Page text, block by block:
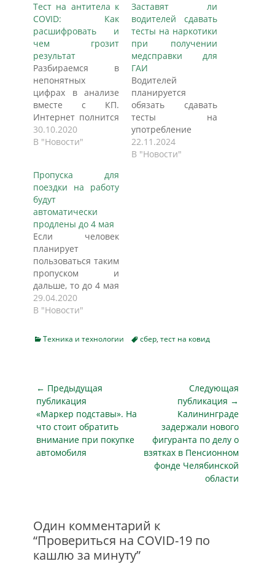
Тест на антитела к
COVID: Как
расшифровать и
чем грозит
результат
Разбираемся в
непонятных
цифрах в анализе
вместе с КП.
Интернет полнится
страшилками про
тест на антитела к
хорошо, но решила
просто так из
любопытства сдать
кровь на антитела,
- рассказывает
москвичка Ольга. -
Результат - больна
сейчас. Симптомов
нет. Всю семью
теперь посадили
дома на карантин
на…
30.10.2020
В "Новости"
Заставят ли
водителей сдавать
тесты на наркотики
при получении
медсправки для
ГАИ
Водителей
планируется
обязать сдавать
тесты на
употребление
наркотиков при
получении
него реакция.
произошло не так
давно - тогда всех
водителей хотели
проверить…
22.11.2024
В "Новости"
Пропуска для
поездки на работу
будут
автоматически
продлены до 4 мая
Если человек
планирует
пользоваться таким
пропуском и
дальше, то до 4 мая
ему необходимо
продлить пропуск
Действовать он
изменений в указ
Мэра Москвы о
цифровых
пропусках. Так, до 4
мая будет
автоматически
продлен срок
…
29.04.2020
В "Новости"
Categories
Техника и технологии Tagsсбер, тест на ковид
Навигация
по
записям
← Предыдущая
публикация
Предыдущая
публикация
«Маркер подставы». На
что стоит обратить
внимание при покупке
автомобиля
Следующая
публикация →
Следующая
публикация
Калининграде
задержали нового
фигуранта по делу о
взятках в Пенсионном
фонде Челябинской
области
Один комментарий к
“Провериться на COVID-19 по
кашлю за минуту”